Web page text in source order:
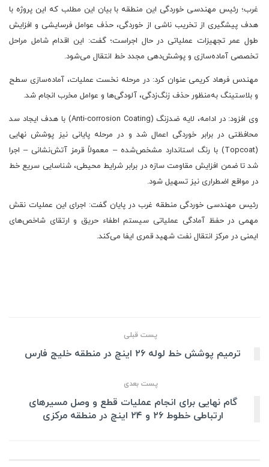
غرب؛ رئیس مهندسی خوردگی این منطقه با بیان این مطلب که این پروژه با
هدف پیشگیری از تخریب ناشی از خوردگی، حذف عوامل فرسایشی و افزایش
طول عمر تجهیزات عملیاتی در حال اجراست؛ گفت: این اقدام شامل مراحل
تخصصی آماده‌سازی و پوشش‌دهی مجدد خط انتقال می‌شود.
مهندس فرهاد کریمی عنوان کرد: در مرحله نخست عملیات، آماده‌سازی سطح
و بلاستینگ به‌منظور حذف زنگ‌زدگی، آلودگی‌ها و عوامل مخرب انجام شد.
وی افزود: در ادامه، لایه ضدزنگ (Anti-corrosion Coating) با هدف ایجاد سد
محافظتی در برابر خوردگی اعمال شد و در مرحله پایانی نیز پوشش نهایی
(Topcoat) با رنگ استاندارد مشخص‌شده – معمولاً قرمز آتش‌نشانی – اجرا
شد تا ضمن افزایش مقاومت سازه در برابر شرایط محیطی، شناسایی سریع خط
در مواقع اضطراری نیز تسهیل شود.
رئیس مهندسی خوردگی منطقه غرب در پایان گفت: اجرای این عملیات نقش
مهمی در حفظ آمادگی عملیاتی سیستم اطفاء حریق و ارتقای شاخص‌های
ایمنی در مرکز انتقال نفت شهید قمری ایفا می‌کند.
پست قبلی
ترمیم پوشش خط لوله ۲۶ اینچ در منطقه خلیج فارس
پست بعدی
گام نهایی برای انجام عملیات قطع و وصل مسیرهای
ارتباطی خطوط ۲۶ و ۲۴ اینچ در منطقه مرکزی